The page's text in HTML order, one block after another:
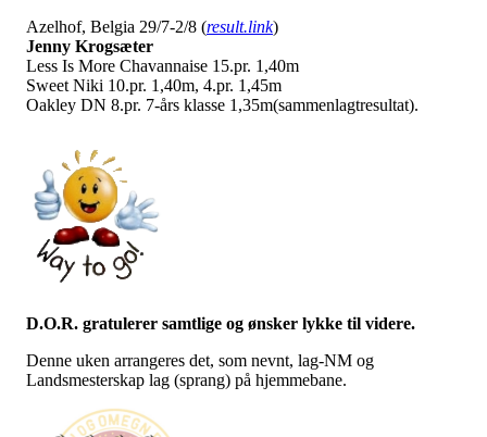
Azelhof, Belgia 29/7-2/8 (result.link)
Jenny Krogsæter
Less Is More Chavannaise 15.pr. 1,40m
Sweet Niki 10.pr. 1,40m, 4.pr. 1,45m
Oakley DN 8.pr. 7-års klasse 1,35m(sammenlagtresultat).
D.O.R. gratulerer samtlige og ønsker lykke til videre.
Denne uken arrangeres det, som nevnt, lag-NM og
Landsmesterskap lag (sprang) på hjemmebane.